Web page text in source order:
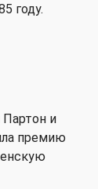
году.
и
премию